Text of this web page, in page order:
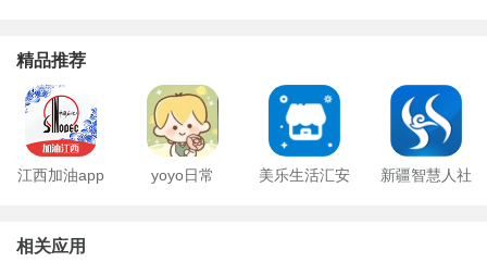
精品推荐
江西加油app yoyo日常 美乐生活汇安 新疆智慧人社
相关应用